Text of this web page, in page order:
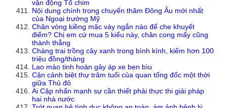
vận động Tổ chim
Nội dung chính trong chuyến thăm Đông Âu mới nhất
của Ngoại trưởng Mỹ
Chân vòng kiềng mặc váy ngắn nào để che khuyết
điểm? Chị em cứ mua 5 kiểu này, chân cong mấy cũng
thành thẳng
Chàng trai trồng cây xanh trong bình kính, kiếm hơn 100
triệu đồng/tháng
Lao mào tinh hoàn gây áp xe bẹn bìu
Cận cảnh biệt thự trăm tuổi của quan tổng đốc một thời
giữa Thủ đô
Ai Cập nhấn mạnh sự cần thiết phải thực thi giải pháp
hai nhà nước